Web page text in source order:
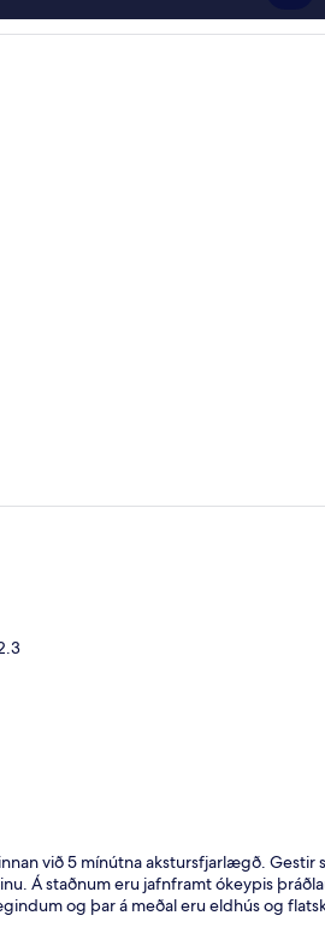
við 5 mínútna akstursfjarlægð. Gestir
Á staðnum eru jafnframt ókeypis
og þar á meðal eru eldhús og